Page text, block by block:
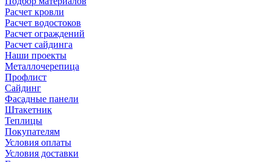
Расчет кровли
Расчет водостоков
Расчет ограждений
Расчет сайдинга
Наши проекты
Металлочерепица
Профлист
Сайдинг
Фасадные панели
Штакетник
Теплицы
Покупателям
Условия оплаты
Условия доставки